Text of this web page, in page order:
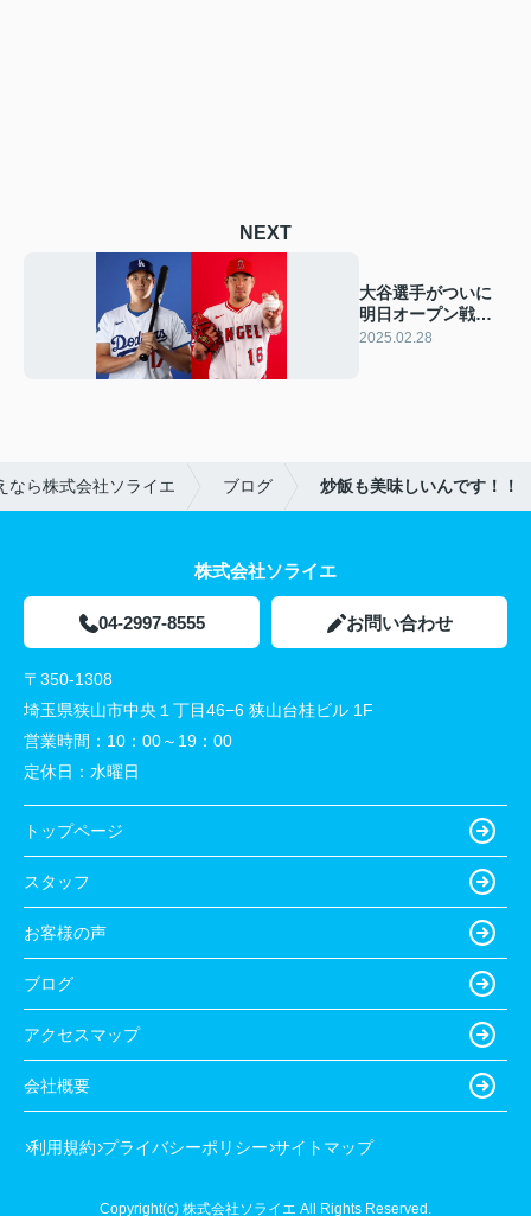
NEXT
大谷選手がついに
明日オープン戦登
場！
2025.02.28
なら株式会社ソライエ ブログ 炒飯も美味しいんです！！
株式会社ソライエ
04-2997-8555 お問い合わせ
〒350-1308
埼玉県狭山市中央１丁目46−6 狭山台桂ビル 1F
営業時間： 10：00～19：00
定休日： 水曜日
トップページ
スタッフ
お客様の声
ブログ
アクセスマップ
会社概要
利用規約 プライバシーポリシー サイトマップ
Copyright(c) 株式会社ソライエ All Rights Reserved.